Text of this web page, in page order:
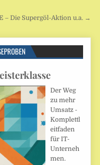
– Die Supergöl-Aktion u.a. →
Der Weg
zu mehr
Umsatz -
Komplettl
eitfaden
für IT-
Unterneh
men.